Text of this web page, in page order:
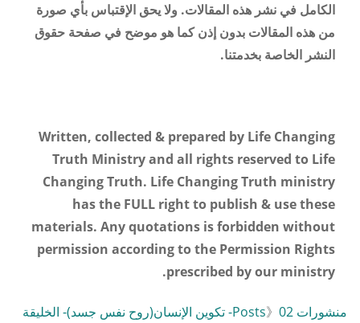
الكامل في نشر هذه المقالات. ولا يحق الإقتباس بأي صورة
من هذه المقالات بدون إذن كما هو موضح في صفحة حقوق
النشر الخاصة بخدمتنا.
Written, collected & prepared by Life Changing
Truth Ministry and all rights reserved to Life
Changing Truth. Life Changing Truth ministry
has the FULL right to publish & use these
materials. Any quotations is forbidden without
permission according to the Permission Rights
prescribed by our ministry
.
منشورات Posts 》
02- تكوين الإنسان(روح نفس جسد)- الخليقة